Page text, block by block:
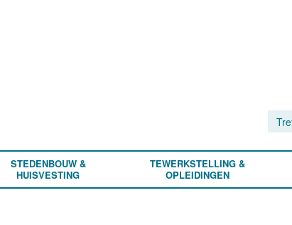
STEDENBOUW &
HUISVESTING
TEWERKSTELLING &
OPLEIDINGEN